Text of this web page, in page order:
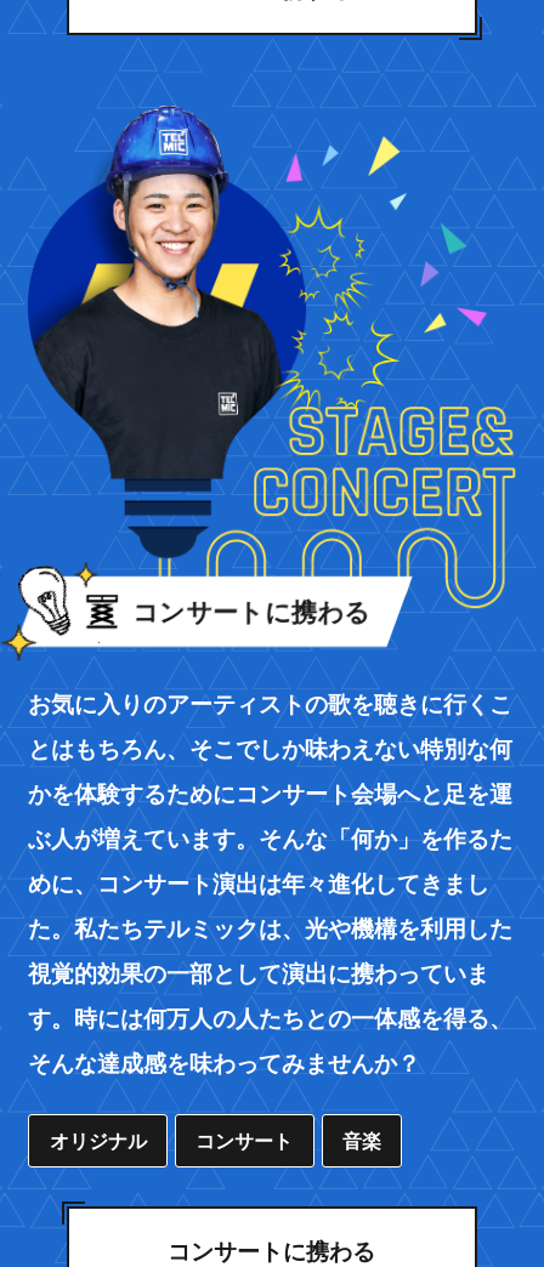
コンサートに携わる
お気に入りのアーティストの歌を聴きに行くこ
とはもちろん、そこでしか味わえない特別な何
かを体験するためにコンサート会場へと足を運
ぶ人が増えています。そんな「何か」を作るた
めに、コンサート演出は年々進化してきまし
た。私たちテルミックは、光や機構を利用した
視覚的効果の一部として演出に携わっていま
す。時には何万人の人たちとの一体感を得る、
そんな達成感を味わってみませんか？
オリジナル コンサート 音楽
コンサートに携わる